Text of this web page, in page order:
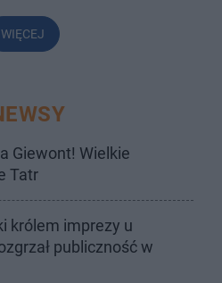
WIĘCEJ
Giewont! Wielkie
Tatr
królem imprezy u
publiczność w